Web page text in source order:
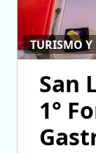
TURISMO
San
1°